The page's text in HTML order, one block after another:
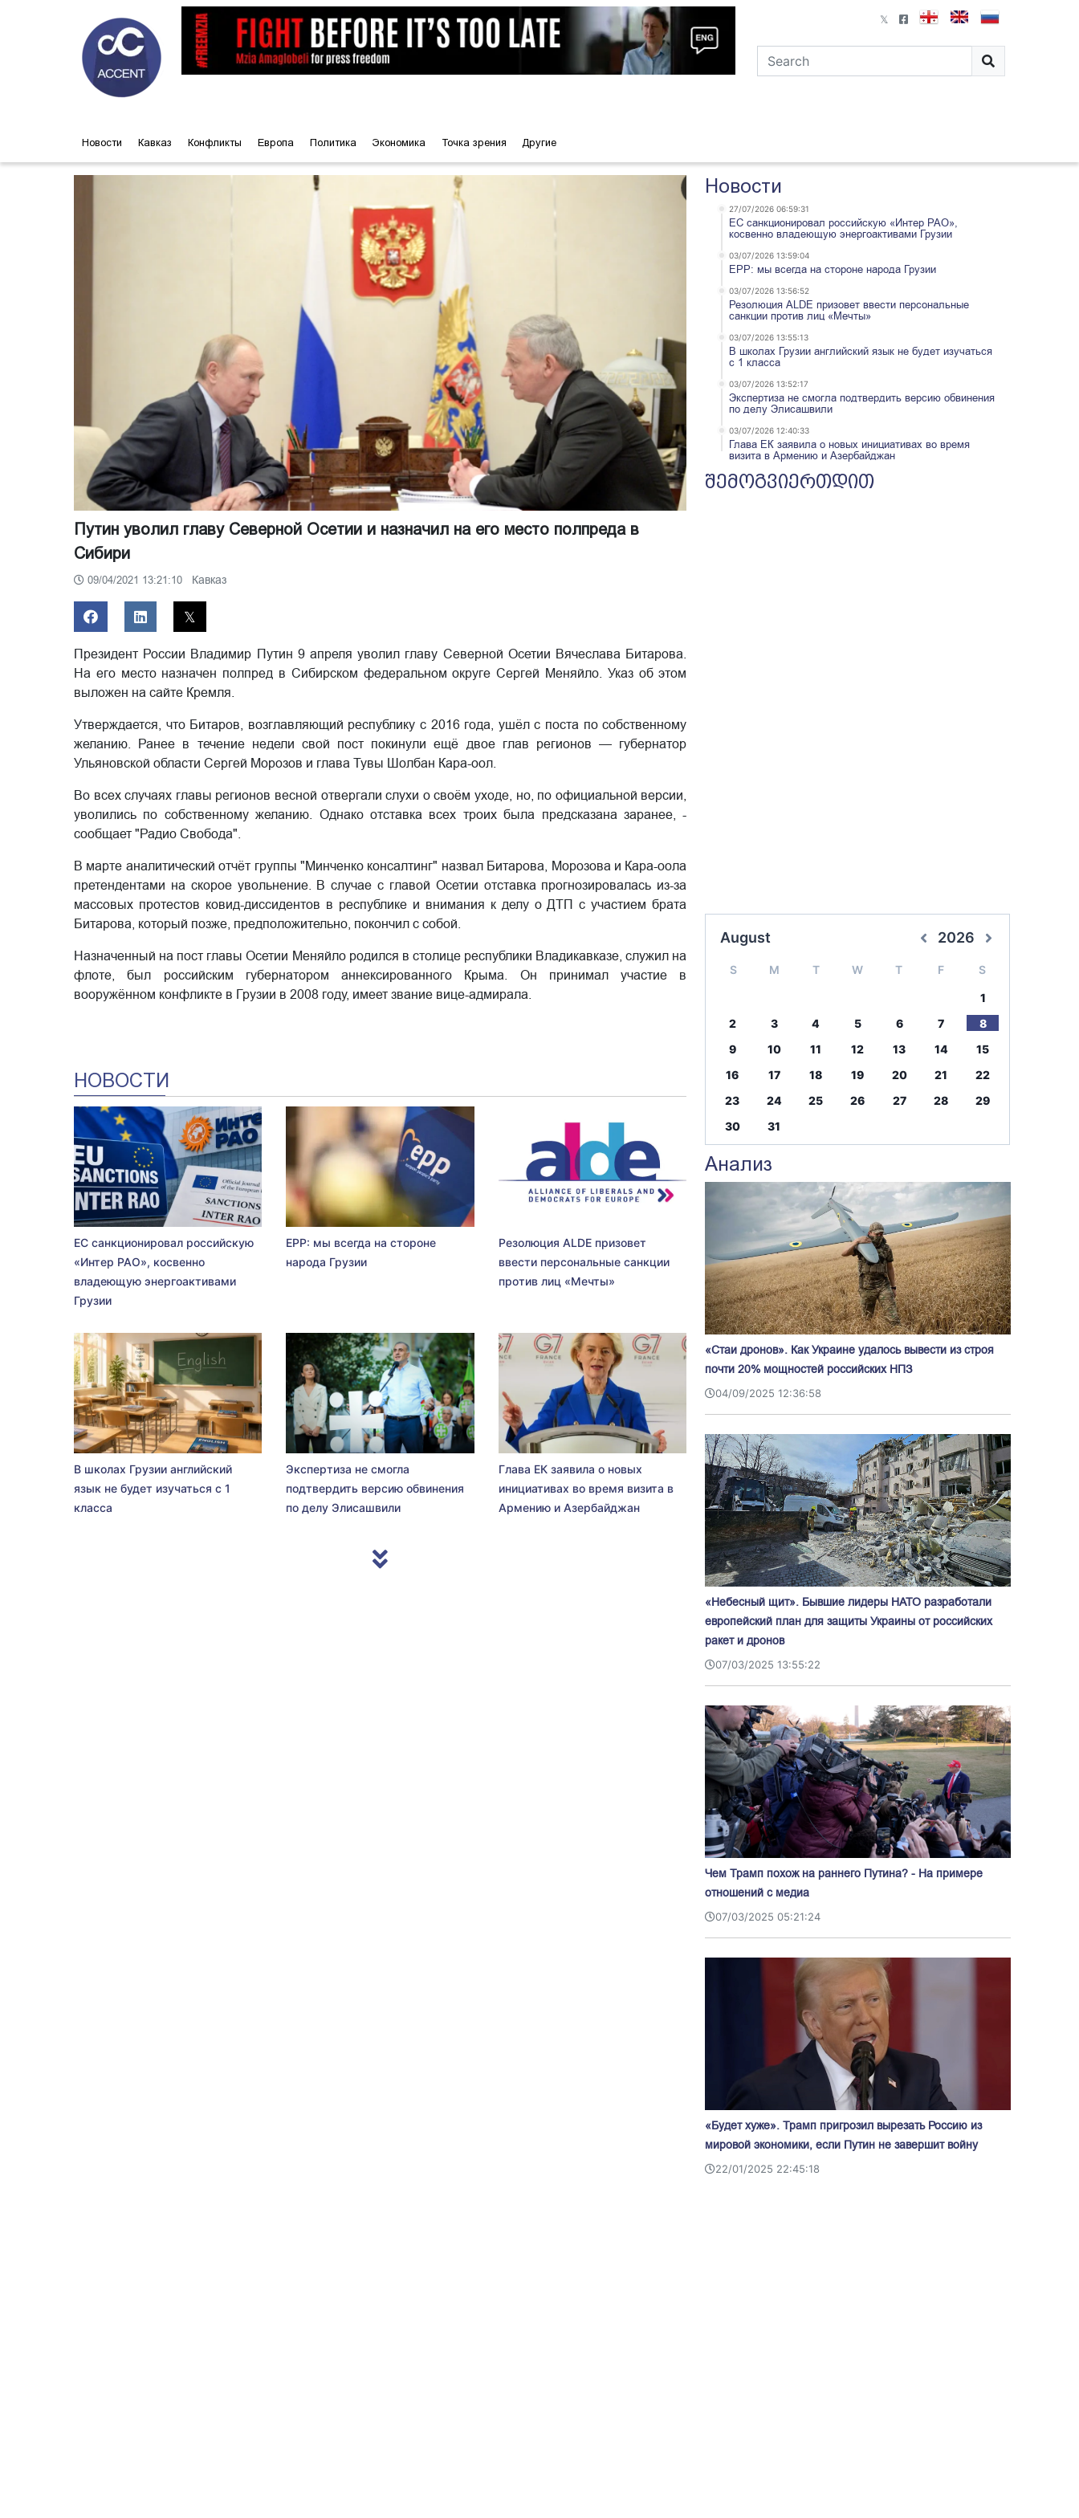
Новости Кавказ Конфликты Европа Политика Экономика Точка зрения Другие
Путин уволил главу Северной Осетии и назначил на его место полпреда в
Сибири
09/04/2021 13:21:10 Кавказ
Президент России Владимир Путин 9 апреля уволил главу Северной Осетии Вячеслава Битарова.
На его место назначен полпред в Сибирском федеральном округе Сергей Меняйло. Указ об этом
выложен на сайте Кремля.
Утверждается, что Битаров, возглавляющий республику с 2016 года, ушёл с поста по собственному
желанию. Ранее в течение недели свой пост покинули ещё двое глав регионов — губернатор
Ульяновской области Сергей Морозов и глава Тувы Шолбан Кара-оол.
Во всех случаях главы регионов весной отвергали слухи о своём уходе, но, по официальной версии,
уволились по собственному желанию. Однако отставка всех троих была предсказана заранее, -
сообщает "Радио Свобода".
В марте аналитический отчёт группы "Минченко консалтинг" назвал Битарова, Морозова и Кара-оола
претендентами на скорое увольнение. В случае с главой Осетии отставка прогнозировалась из-за
массовых протестов ковид-диссидентов в республике и внимания к делу о ДТП с участием брата
Битарова, который позже, предположительно, покончил с собой.
Назначенный на пост главы Осетии Меняйло родился в столице республики Владикавказе, служил на
флоте, был российским губернатором аннексированного Крыма. Он принимал участие в
вооружённом конфликте в Грузии в 2008 году, имеет звание вице-адмирала.
НОВОСТИ
ЕС санкционировал российскую
«Интер РАО», косвенно
владеющую энергоактивами
Грузии
EPP: мы всегда на стороне
народа Грузии
Резолюция ALDE призовет
ввести персональные санкции
против лиц «Мечты»
В школах Грузии английский
язык не будет изучаться с 1
класса
Экспертиза не смогла
подтвердить версию обвинения
по делу Элисашвили
Глава ЕК заявила о новых
инициативах во время визита в
Армению и Азербайджан
Новости
27/07/2026 06:59:31
ЕС санкционировал российскую «Интер РАО»,
косвенно владеющую энергоактивами Грузии
03/07/2026 13:59:04
EPP: мы всегда на стороне народа Грузии
03/07/2026 13:56:52
Резолюция ALDE призовет ввести персональные
санкции против лиц «Мечты»
03/07/2026 13:55:13
В школах Грузии английский язык не будет изучаться
с 1 класса
03/07/2026 13:52:17
Экспертиза не смогла подтвердить версию обвинения
по делу Элисашвили
03/07/2026 12:40:33
Глава ЕК заявила о новых инициативах во время
визита в Армению и Азербайджан
შემოგვიერთდით
August 2026
S M T W T F S
1
2
3 4 5 6 7
8
9
10 11 12 13 14
15
16
17 18 19 20 21
22
23
24 25 26 27 28
29
30
31
Анализ
«Стаи дронов». Как Украине удалось вывести из строя
почти 20% мощностей российских НПЗ
04/09/2025 12:36:58
«Небесный щит». Бывшие лидеры НАТО разработали
европейский план для защиты Украины от российских
ракет и дронов
07/03/2025 13:55:22
Чем Трамп похож на раннего Путина? - На примере
отношений с медиа
07/03/2025 05:21:24
«Будет хуже». Трамп пригрозил вырезать Россию из
мировой экономики, если Путин не завершит войну
22/01/2025 22:45:18